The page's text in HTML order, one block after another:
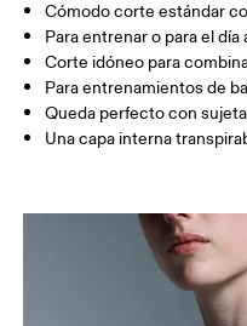
Arrastra en sentido horizontal
Cómo medirse
Cómodo corte estándar
Para entrenar o para el día
Corte idóneo para
Para entrenamientos de
Queda perfecto con
Una capa interna